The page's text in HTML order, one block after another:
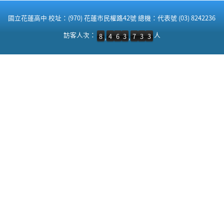
國立花蓮高中 校址：(970) 花蓮市民權路42號 總機：代表號 (03) 8242236
訪客人次：8,463,733 人
訪客人次： 8 , 4 6 3 , 7 3 3 人